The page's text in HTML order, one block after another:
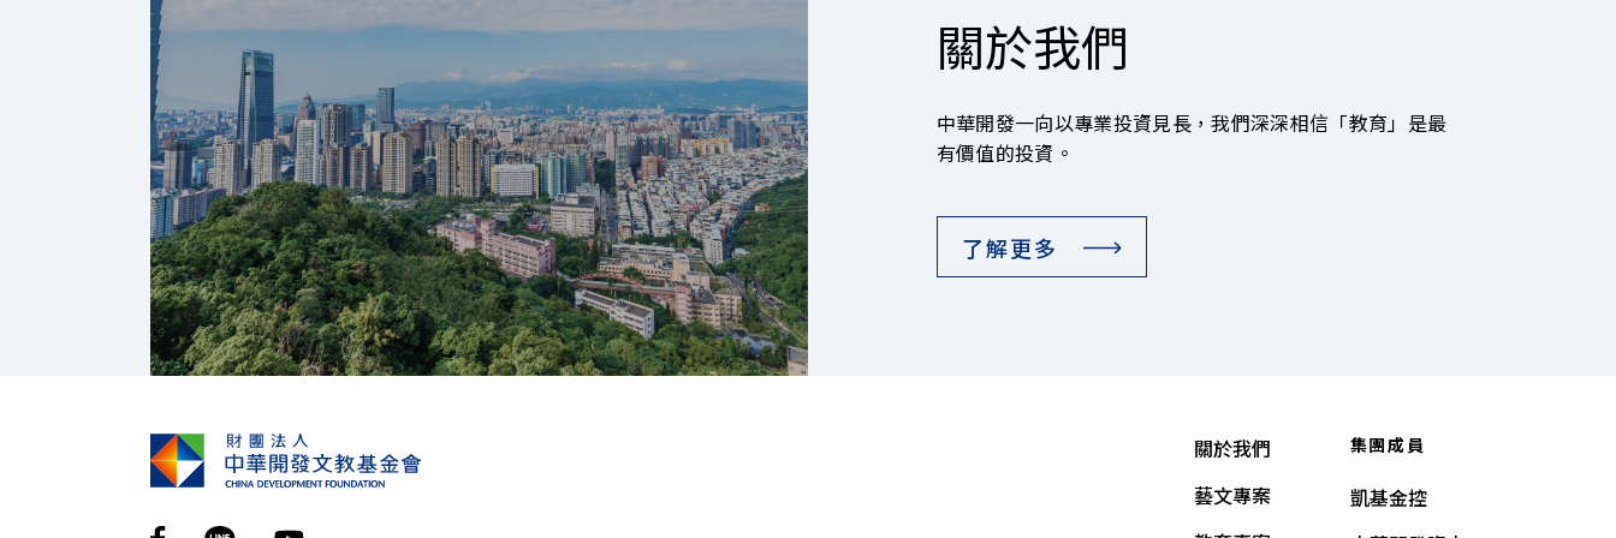
關於我們
中華開發一向以專業投資見長，我們深深相信「教育」是最
有價值的投資。
了解更多
關於我們
藝文專案
集團成員
凱基金控